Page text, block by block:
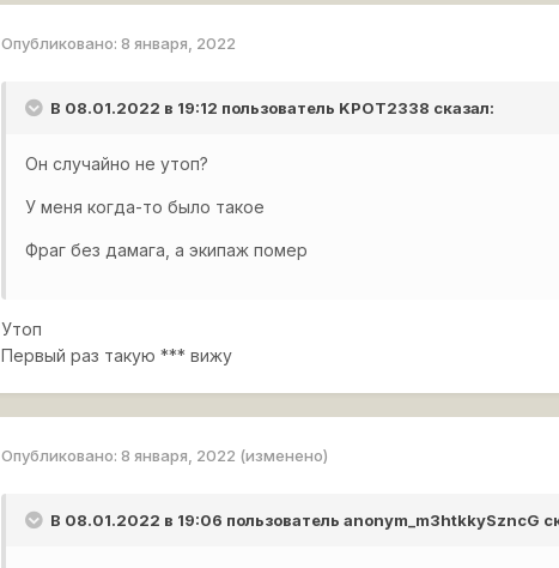
Опубликовано:8 января, 2022
В 08.01.2022 в 19:12 пользователь KPOT2338 сказал:
Он случайно не утоп?
У меня когда-то было такое
Фраг без дамага, а экипаж помер
Утоп
Первый раз такую *** вижу
Опубликовано:8 января, 2022 (изменено)
В 08.01.2022 в 19:06 пользовательanonym_m3htkkySzncG